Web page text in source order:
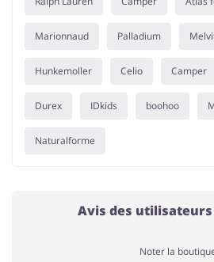
Marionnaud Palladium
Hunkemoller Celio Camper
Durex IDkids boohoo
Naturalforme
Avis des utilisateurs
Noter la